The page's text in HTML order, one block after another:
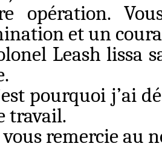
opération.
et un
Leash lissa
pourquoi j’ai
travail.
remercie au